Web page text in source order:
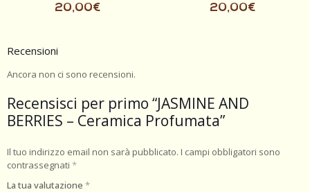
20,00€
20,00€
Recensioni
Ancora non ci sono recensioni.
Recensisci per primo “JASMINE AND
BERRIES – Ceramica Profumata”
Il tuo indirizzo email non sarà pubblicato. I campi obbligatori sono
contrassegnati *
La tua valutazione *